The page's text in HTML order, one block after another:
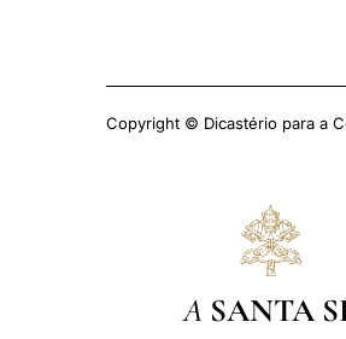
Copyright © Dicastério para a
A SANTA